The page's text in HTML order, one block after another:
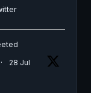
· 28 Jul